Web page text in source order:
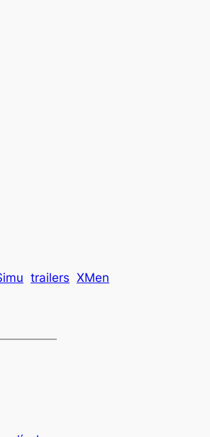
trailers XMen